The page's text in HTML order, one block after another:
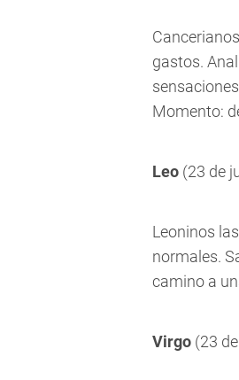
gastos.
Momento:
Leo (23 de
Leoninos
normales.
camino a
Virgo (23